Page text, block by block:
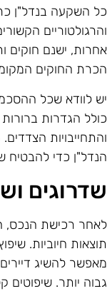
השקעה בנדל"ן
ישנם חוקים
החוקים
לוודא שכל
הגדרות ברורות
כדי להבטיח
רכישת הנכס,
חיוביות.
להשיג
יותר. שיפוטים